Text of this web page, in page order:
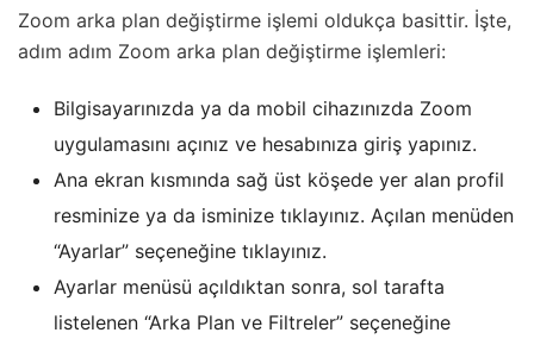
Zoom arka plan değiştirme işlemi oldukça basittir. İşte,
adım adım Zoom arka plan değiştirme işlemleri:
Bilgisayarınızda ya da mobil cihazınızda Zoom
uygulamasını açınız ve hesabınıza giriş yapınız.
Ana ekran kısmında sağ üst köşede yer alan profil
resminize ya da isminize tıklayınız. Açılan menüden
“Ayarlar” seçeneğine tıklayınız.
Ayarlar menüsü açıldıktan sonra, sol tarafta
listelenen “Arka Plan ve Filtreler” seçeneğine